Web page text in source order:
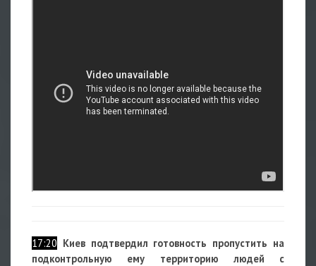
17:20 Киев подтвердил готовность пропустить на
подконтрольную ему территорию людей с